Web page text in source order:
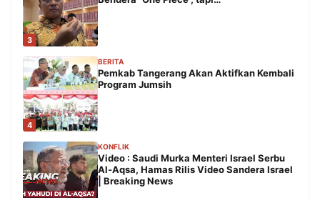
3
4
BERITA
Pemkab Tangerang Akan Aktifkan Kembali
Program Jumsih
KONFLIK
Video : Saudi Murka Menteri Israel Serbu
Al-Aqsa, Hamas Rilis Video Sandera Israel
| Breaking News